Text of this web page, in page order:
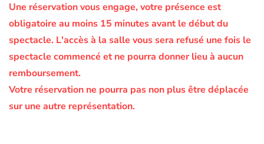
Une réservation vous engage, votre présence est
obligatoire au moins 15 minutes avant le début du
spectacle. L'accès à la salle vous sera refusé une fois le
spectacle commencé et ne pourra donner lieu à aucun
remboursement.
Votre réservation ne pourra pas non plus être déplacée
sur une autre représentation.